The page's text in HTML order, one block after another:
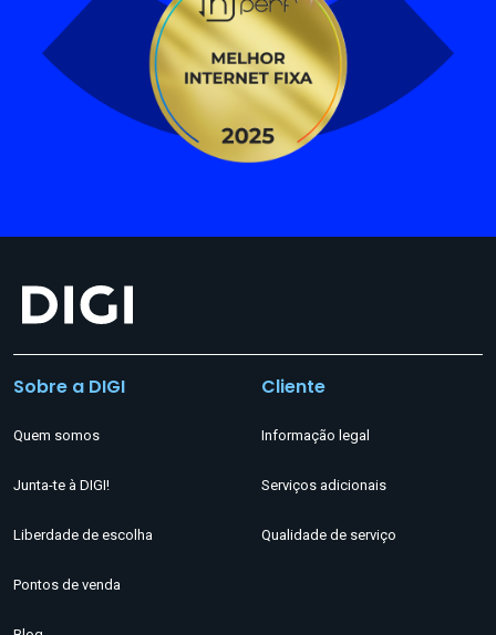
Sobre a DIGI
Quem somos
Junta-te à DIGI!
Liberdade de escolha
Pontos de venda
Cliente
Informação legal
Serviços adicionais
Qualidade de serviço